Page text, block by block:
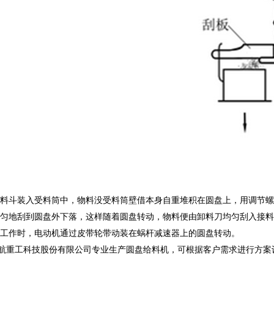
斗装入受料筒中，物料没受料筒壁借本身自重堆积在圆盘上，用调
地刮到圆盘外下落，这样随着圆盘转动，物料便由卸料刀均匀刮入接
作时，电动机通过皮带轮带动装在蜗杆减速器上的圆盘转动。
重工科技股份有限公司专业生产圆盘给料机，可根据客户需求进行方